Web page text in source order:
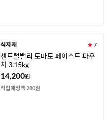
식자재 ★7
센트럴밸리 토마토 페이스트 파우
치 3.15kg
14,200원
적립예정액 280원